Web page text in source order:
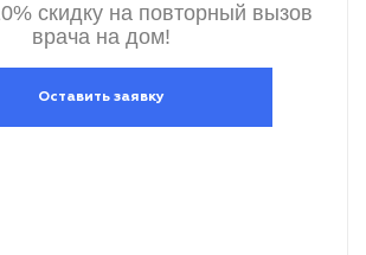
скидку на повторный вызов
врача на дом!
Оставить заявку